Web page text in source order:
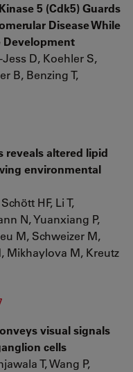
5 (Cdk5) Guards
Disease While
Development
D, Koehler S,
B, Benzing T,
altered lipid
environmental
HF, Li T,
N, Yuanxiang P,
M, Schweizer M,
Mikhaylova M, Kreutz
visual signals
cells
T, Wang P,